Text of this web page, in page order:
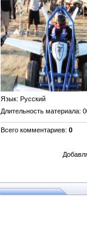
Язык: Русский
Длительность материала:
Всего комментариев: 0